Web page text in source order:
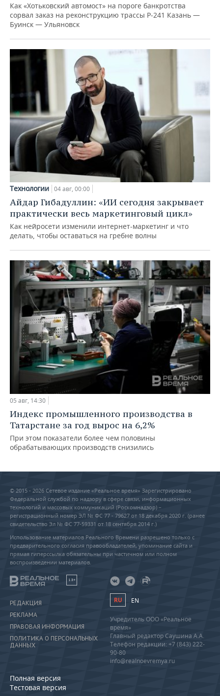
Как «Хотьковский автомост» на пороге банкротства
сорвал заказ на реконструкцию трассы Р‑241 Казань —
Буинск — Ульяновск
Технологии 04 авг, 00:00
Айдар Гибадуллин: «ИИ сегодня закрывает
практически весь маркетинговый цикл»
Как нейросети изменили интернет-маркетинг и что
делать, чтобы оставаться на гребне волны
05 авг, 14:30
Индекс промышленного производства в
Татарстане за год вырос на 6,2%
При этом показатели более чем половины
обрабатывающих производств снизились
© 2015 - 2026 Сетевое издание «Реальное время» Зарегистрировано
Федеральной службой по надзору в сфере связи, информационных
технологий и массовых коммуникаций (Роскомнадзор) –
регистрационный номер ЭЛ № ФС 77 - 79627 от 18 декабря 2020 г. (ранее
свидетельство Эл № ФС 77-59331 от 18 сентября 2014 г.)
Использование материалов Реального Времени разрешено только с
предварительного согласия правообладателей, упоминание сайта и
прямая гиперссылка обязательны при частичном или полном
воспроизведении материалов.
18+
РЕДАКЦИЯ
РЕКЛАМА
ПРАВОВАЯ ИНФОРМАЦИЯ
ПОЛИТИКА О ПЕРСОНАЛЬНЫХ
ДАННЫХ
Полная версия
Тестовая версия
RU EN
Учредитель ООО «Реальное
время»
Главный редактор Саушина А.А.
Телефон редакции: +7 (843) 222-
90-80
info@realnoevremya.ru